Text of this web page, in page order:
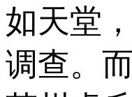
如天堂
调查。